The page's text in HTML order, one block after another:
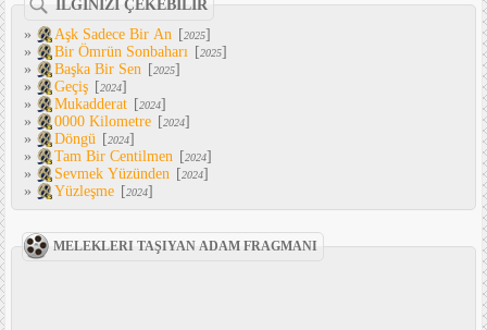
İLGİNİZİ ÇEKEBİLİR
»
Aşk Sadece Bir An [2025]
»
Bir Ömrün Sonbaharı [2025]
»
Başka Bir Sen [2025]
»
Geçiş [2024]
»
Mukadderat [2024]
»
0000 Kilometre [2024]
»
Döngü [2024]
»
Tam Bir Centilmen [2024]
»
Sevmek Yüzünden [2024]
»
Yüzleşme [2024]
MELEKLERI TAŞIYAN ADAM FRAGMANI